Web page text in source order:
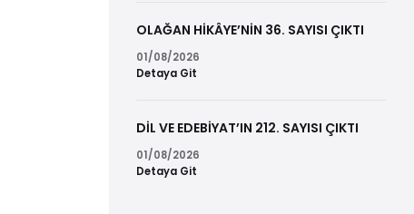
OLAĞAN HİKÂYE’NİN 36. SAYISI ÇIKTI
01/08/2026
Detaya Git
DİL VE EDEBİYAT’IN 212. SAYISI ÇIKTI
01/08/2026
Detaya Git